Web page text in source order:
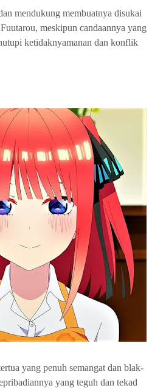
mendukung membuatnya disukai
meskipun candaannya yang
ketidaknyamanan dan konflik
yang penuh semangat dan blak-
yang teguh dan tekad